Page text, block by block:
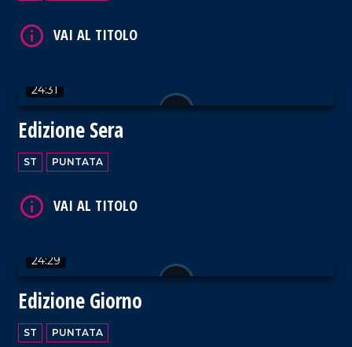
24:31
Edizione Sera
ST PUNTATA
24:29
Edizione Giorno
ST PUNTATA
VAI AL TITOLO